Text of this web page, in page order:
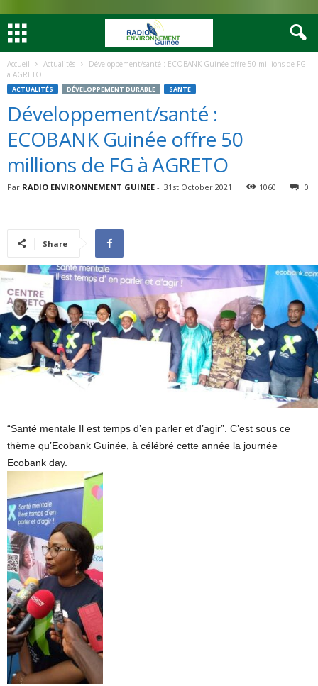
Accueil Actualités
Développement/santé : ECOBANK Guinée offre 50 millions de FG
à AGRETO
ACTUALITÉS DÉVELOPPEMENT DURABLE SANTE
Développement/santé :
ECOBANK Guinée offre 50
millions de FG à AGRETO
Par RADIO ENVIRONNEMENT GUINEE - 31st October 2021 1060 0
Share
“Santé mentale Il est temps d’en parler et d’agir”. C’est sous ce
thème qu’Ecobank Guinée, à célébré cette année la journée
Ecobank day.